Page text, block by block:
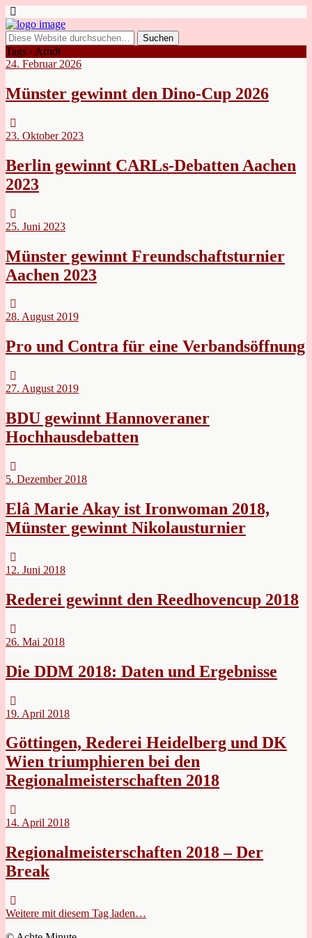
Tags › Arndt
24. Februar 2026
Münster gewinnt den Dino-Cup 2026
23. Oktober 2023
Berlin gewinnt CARLs-Debatten Aachen
2023
25. Juni 2023
Münster gewinnt Freundschaftsturnier
Aachen 2023
28. August 2019
Pro und Contra für eine Verbandsöffnung
27. August 2019
BDU gewinnt Hannoveraner
Hochhausdebatten
5. Dezember 2018
Elâ Marie Akay ist Ironwoman 2018,
Münster gewinnt Nikolausturnier
12. Juni 2018
Rederei gewinnt den Reedhovencup 2018
26. Mai 2018
Die DDM 2018: Daten und Ergebnisse
19. April 2018
Göttingen, Rederei Heidelberg und DK
Wien triumphieren bei den
Regionalmeisterschaften 2018
14. April 2018
Regionalmeisterschaften 2018 – Der
Break
Weitere mit diesem Tag laden…